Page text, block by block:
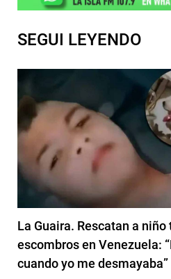
SEGUI LEYENDO
La Guaira. Rescatan a
escombros en Venezuela:
cuando yo me desmayaba”